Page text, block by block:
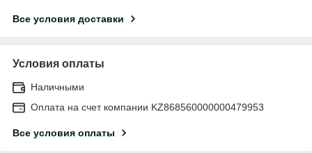
Все условия доставки
Условия оплаты
Наличными
Оплата на счет компании KZ868560000000479953
Все условия оплаты